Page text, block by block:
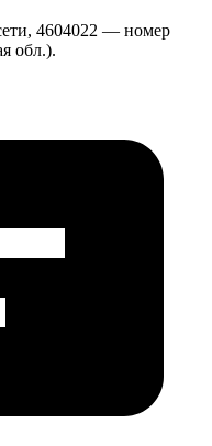
4604022 — номер
обл.).